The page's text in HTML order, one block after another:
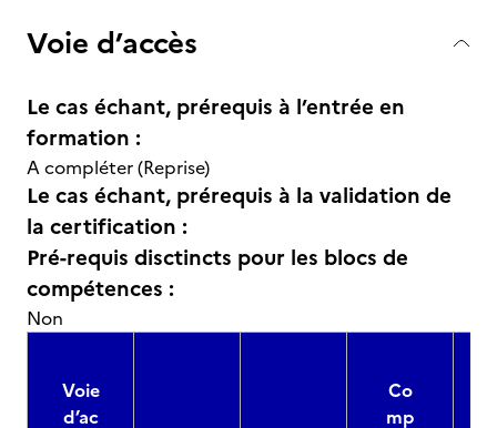
Voie d’accès
Le cas échant, prérequis à l’entrée en
formation :
A compléter (Reprise)
Le cas échant, prérequis à la validation de
la certification :
Pré-requis disctincts pour les blocs de
compétences :
Non
Voie
d’ac
Co
mp